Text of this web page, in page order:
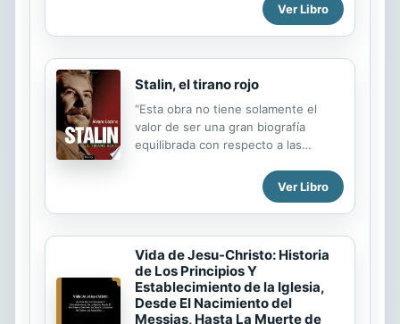
Con nuevos aportes bibliográficos e
importantes hallazgos, la historia se
históricos. El 150 aniversario del Sitio
de Puebla nos inspira a recrear este
relación con el presente.
Ver Libro
Stalin, el tirano rojo
“Esta obra no tiene solamente el
valor de ser una gran biografía
equilibrada con respecto a las
también Álvaro Lozano sabe
imprimirle una narración muy sabia y
entretenida no ofreciéndonos datos
y datos vitales de manera pasiva y
esquemática sino una visión del
estalinismo a través de sus amigos y
políticos que estuvieron en su
entorno, e incluso del mismo Stalin.”
Ver Libro
Vida de Jesu-Christo: Historia
de Los Principios Y
Establecimiento de la Iglesia,
Desde El Nacimiento del
Messias, Hasta La Muerte de